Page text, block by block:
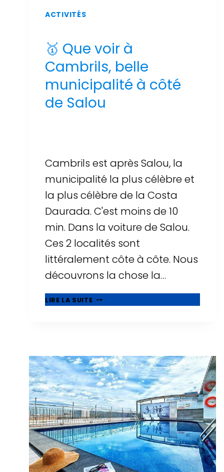
ACTIVITÉS
🥇 Que voir à
Cambrils, belle
municipalité à côté
de Salou
Cambrils est après Salou, la
municipalité la plus célèbre et
la plus célèbre de la Costa
Daurada. C'est moins de 10
min. Dans la voiture de Salou.
Ces 2 localités sont
littéralement côte à côte. Nous
découvrons la chose la…
LIRE LA SUITE🥇
QUE
MUNICIPALITÉ
À
CÔTÉ
DE
SALOU